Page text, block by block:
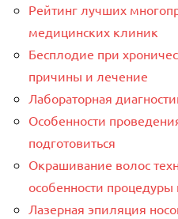
Рейтинг лучших
медицинских клиник
Бесплодие при
причины и лечение
Лабораторная
Особенности
подготовиться
Окрашивание волос
особенности процедуры
Лазерная эпиляция